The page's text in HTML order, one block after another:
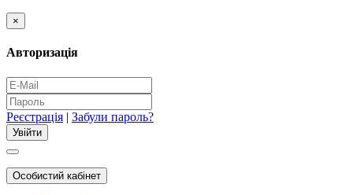
×
Авторизація
Реєстрація | Забули пароль?
Особистий кабінет